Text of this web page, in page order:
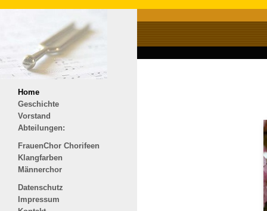
Home
Geschichte
Vorstand
Abteilungen:
FrauenChor Chorifeen
Klangfarben
Männerchor
Datenschutz
Impressum